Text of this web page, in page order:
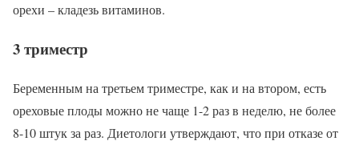
орехи – кладезь витаминов.
3 триместр
Беременным на третьем триместре, как и на втором, есть
ореховые плоды можно не чаще 1-2 раз в неделю, не более
8-10 штук за раз. Диетологи утверждают, что при отказе от